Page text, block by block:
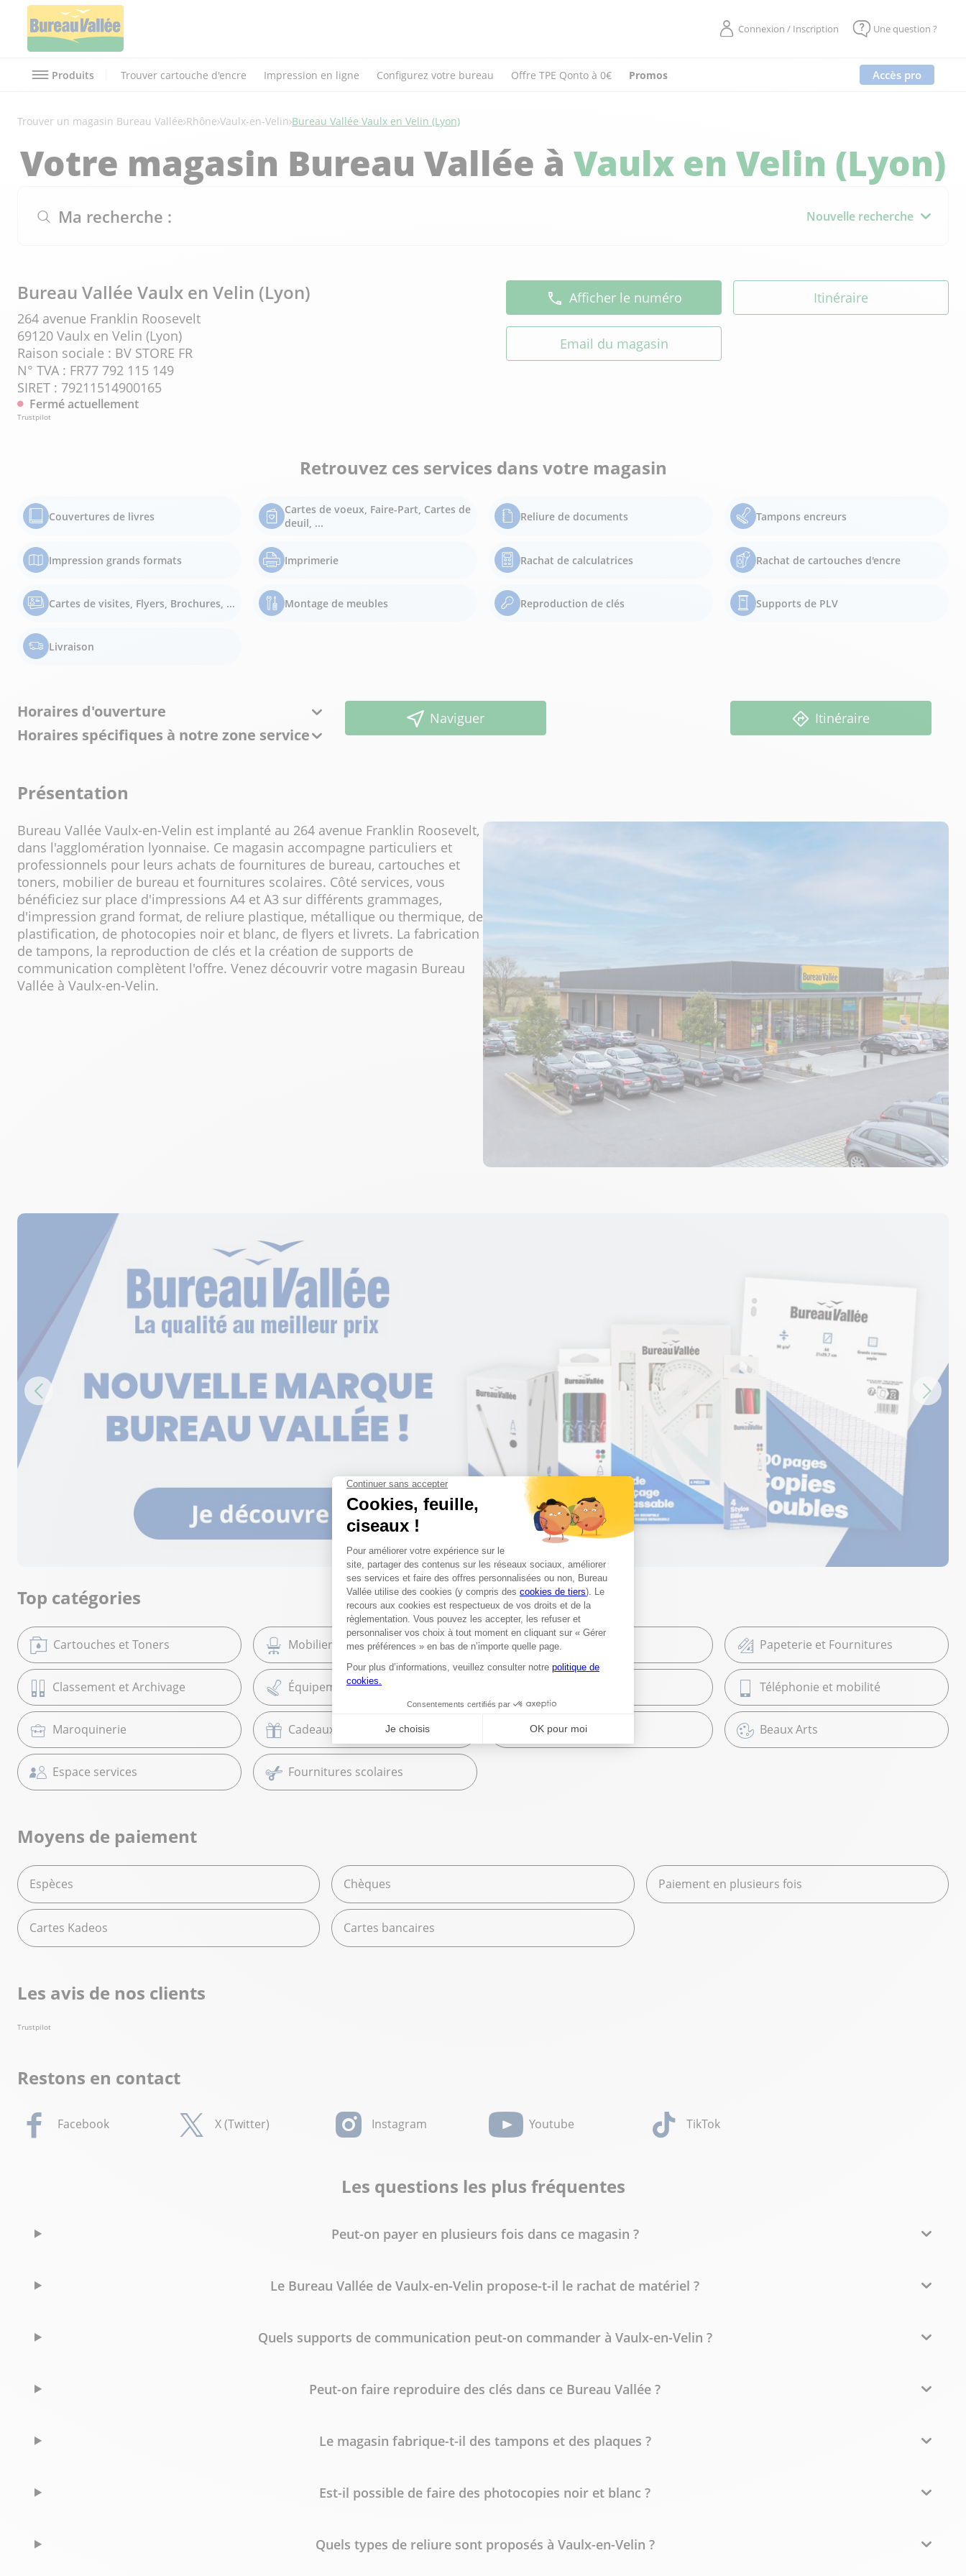
Connexion / Inscription Une question ?
Produits Trouver cartouche d'encre Impression en ligne Configurez votre bureau Offre TPE Qonto à 0€ Promos Accès pro
Trouver un magasin Bureau Vallée Rhône Vaulx-en-Velin Bureau Vallée Vaulx en Velin (Lyon)
Votre magasin Bureau Vallée à Vaulx en Velin (Lyon)
Ma recherche : Nouvelle recherche
Bureau Vallée Vaulx en Velin (Lyon)
264 avenue Franklin Roosevelt
69120 Vaulx en Velin (Lyon)
Raison sociale : BV STORE FR
N° TVA : FR77 792 115 149
SIRET : 79211514900165
Fermé actuellement
Trustpilot
Afficher le numéro Itinéraire
Email du magasin
Retrouvez ces services dans votre magasin
Couvertures de livres
Cartes de voeux, Faire-Part, Cartes de
deuil, ...
Reliure de documents Tampons encreurs
Impression grands formats Imprimerie Rachat de calculatrices Rachat de cartouches d'encre
Cartes de visites, Flyers, Brochures, ... Montage de meubles Reproduction de clés Supports de PLV
Livraison
Horaires d'ouverture
Horaires spécifiques à notre zone service
Naviguer Itinéraire
Présentation
Bureau Vallée Vaulx-en-Velin est implanté au 264 avenue Franklin Roosevelt,
dans l'agglomération lyonnaise. Ce magasin accompagne particuliers et
professionnels pour leurs achats de fournitures de bureau, cartouches et
toners, mobilier de bureau et fournitures scolaires. Côté services, vous
bénéficiez sur place d'impressions A4 et A3 sur différents grammages,
d'impression grand format, de reliure plastique, métallique ou thermique, de
plastification, de photocopies noir et blanc, de flyers et livrets. La fabrication
de tampons, la reproduction de clés et la création de supports de
communication complètent l'offre. Venez découvrir votre magasin Bureau
Vallée à Vaulx-en-Velin.
Top catégories
Cartouches et Toners Mobilier de bureau Bureautique Papeterie et Fournitures
Classement et Archivage Équipement et Commerce Téléphonie et mobilité
Maroquinerie Cadeaux Librairie Beaux Arts
Espace services Fournitures scolaires
Moyens de paiement
Espèces Chèques Paiement en plusieurs fois
Cartes Kadeos Cartes bancaires
Les avis de nos clients
Trustpilot
Restons en contact
Facebook X (Twitter) Instagram Youtube TikTok
Les questions les plus fréquentes
Peut-on payer en plusieurs fois dans ce magasin ?
Le Bureau Vallée de Vaulx-en-Velin propose-t-il le rachat de matériel ?
Quels supports de communication peut-on commander à Vaulx-en-Velin ?
Peut-on faire reproduire des clés dans ce Bureau Vallée ?
Le magasin fabrique-t-il des tampons et des plaques ?
Est-il possible de faire des photocopies noir et blanc ?
Quels types de reliure sont proposés à Vaulx-en-Velin ?